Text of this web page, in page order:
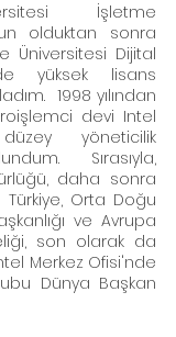
İşletme
olduktan sonra
Üniversitesi Dijital
yüksek lisans
1998 yılından
devi Intel
yöneticilik
Sırasıyla,
daha sonra
Türkiye, Orta Doğu
ve Avrupa
son olarak da
Merkez Ofisi'nde
Dünya Başkan